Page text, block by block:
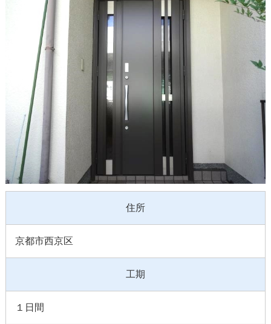
住所
京都市西京区
工期
１日間